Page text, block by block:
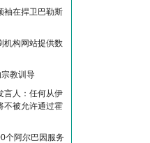
袖在捍卫巴勒斯
机构网站提供数
教训导
言人：任何从伊
不被允许通过霍
个阿尔巴因服务